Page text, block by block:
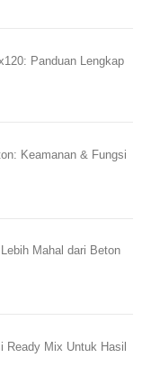
Panduan Lengkap
Keamanan & Fungsi
Mahal dari Beton
Ready Mix Untuk Hasil